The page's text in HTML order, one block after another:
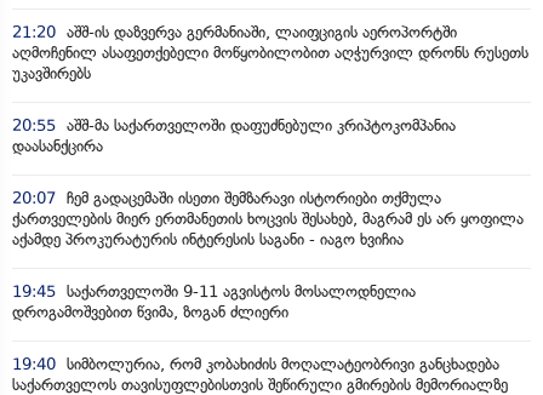
21:20 აშშ-ის დაზვერვა გერმანიაში, ლაიფციგის აეროპორტში
აღმოჩენილ ასაფეთქებელი მოწყობილობით აღჭურვილ დრონს რუსეთს
უკავშირებს
20:55 აშშ-მა საქართველოში დაფუძნებული კრიპტოკომპანია
დაასანქცირა
20:07 ჩემ გადაცემაში ისეთი შემზარავი ისტორიები თქმულა
ქართველების მიერ ერთმანეთის ხოცვის შესახებ, მაგრამ ეს არ ყოფილა
აქამდე პროკურატურის ინტერესის საგანი - იაგო ხვიჩია
19:45 საქართველოში 9-11 აგვისტოს მოსალოდნელია
დროგამოშვებით წვიმა, ზოგან ძლიერი
19:40 სიმბოლურია, რომ კობახიძის მოღალატეობრივი განცხადება
საქართველოს თავისუფლებისთვის შეწირული გმირების მემორიალზე